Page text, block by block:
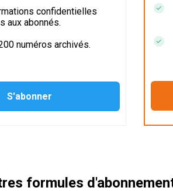
confidentielles
aux abonnés.
numéros archivés.
formules